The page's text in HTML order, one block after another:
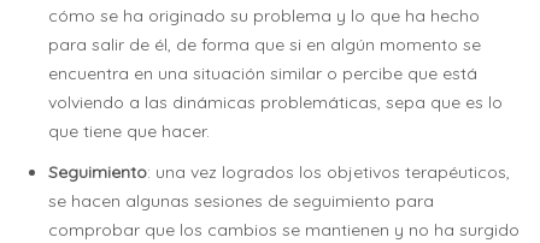
cómo se ha originado su problema y lo que ha hecho
para salir de él, de forma que si en algún momento se
encuentra en una situación similar o percibe que está
volviendo a las dinámicas problemáticas, sepa que es lo
que tiene que hacer.
Seguimiento: una vez logrados los objetivos terapéuticos,
se hacen algunas sesiones de seguimiento para
comprobar que los cambios se mantienen y no ha surgido